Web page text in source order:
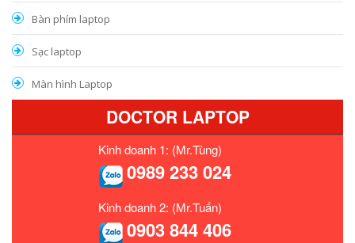
Bàn phím laptop
Sạc laptop
Màn hình Laptop
DOCTOR LAPTOP
Kinh doanh 1: (Mr.Tùng)
0989 233 024
Kinh doanh 2: (Mr.Tuấn)
0903 844 406